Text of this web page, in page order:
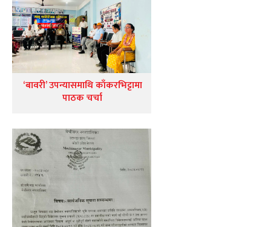
‘बावरी’ उपन्यासमाथि काँकरभिट्टामा
पाठक चर्चा